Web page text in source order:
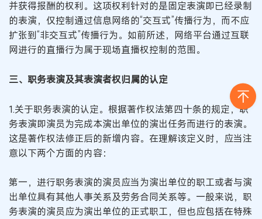
并获得报酬的权利。这项权利针对的是固定表演即已经录制
的表演，仅控制通过信息网络的“交互式”传播行为，而不应
扩张到“非交互式”传播行为。如前所述，网络平台通过互联
网进行的直播行为属于现场直播权控制的范围。
三、职务表演及其表演者权归属的认定
1.关于职务表演的认定。根据著作权法第四十条的规定，职
务表演即演员为完成本演出单位的演出任务而进行的表演。
这是著作权法修正后的新增内容。在理解该定义时，应当注
意以下两个方面的内容：
第一，进行职务表演的演员应当为演出单位的职工或者与演
出单位具有其他人事关系及劳务合同关系等。一般来说，职
务表演的演员应为演出单位的正式职工，但也应包括在特殊